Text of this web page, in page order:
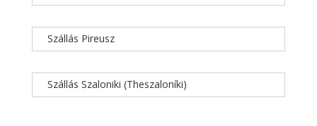
Szállás Pireusz
Szállás Szaloniki (Theszaloníki)